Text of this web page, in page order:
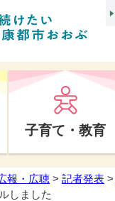
子育て・教育
報・広聴 > 記者発表 >
しました